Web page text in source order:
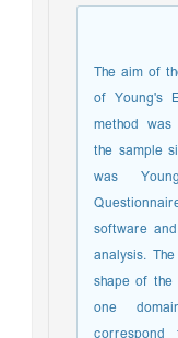
The aim of
of Young's
method
the sample
was
software
analysis.
shape of
one